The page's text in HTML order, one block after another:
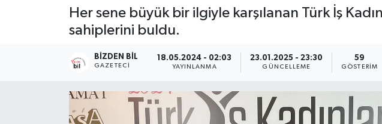
Her sene büyük bir ilgiyle karşılanan Türk İş
sahiplerini buldu.
BIZDEN BIL
GAZETECI
18.05.2024 - 02:03
YAYINLANMA
23.01.2025 - 23:30
GÜNCELLEME
59
GÖSTERIM
Haber Arşivi